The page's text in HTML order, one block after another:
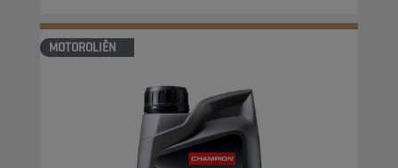
MOTOROLIËN